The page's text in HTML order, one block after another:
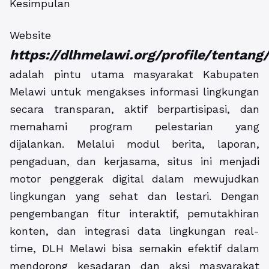
Kesimpulan
Website
https://dlhmelawi.org/profile/tentang/
adalah pintu utama masyarakat Kabupaten
Melawi untuk mengakses informasi lingkungan
secara transparan, aktif berpartisipasi, dan
memahami program pelestarian yang
dijalankan. Melalui modul berita, laporan,
pengaduan, dan kerjasama, situs ini menjadi
motor penggerak digital dalam mewujudkan
lingkungan yang sehat dan lestari. Dengan
pengembangan fitur interaktif, pemutakhiran
konten, dan integrasi data lingkungan real-
time, DLH Melawi bisa semakin efektif dalam
mendorong kesadaran dan aksi masyarakat